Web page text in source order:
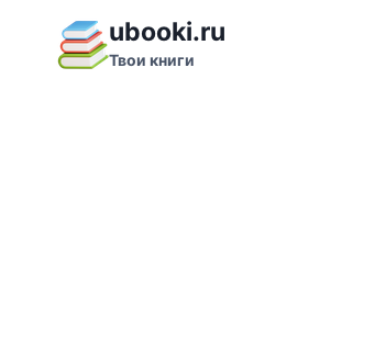
содержимому
ubooki.ru
Твои книги